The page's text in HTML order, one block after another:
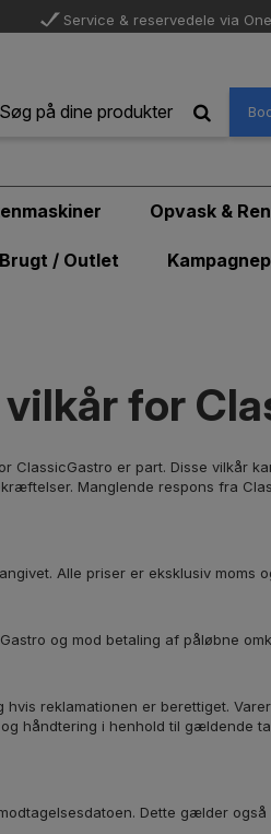
Service & reservedele via
Opvask &
Brugt / Outlet
for
ClassicGastro er part. Disse vilkår
Manglende respons fra
Alle priser er eksklusiv moms
og mod betaling af påløbne
reklamationen er berettiget.
håndtering i henhold til gældende
Dette gælder